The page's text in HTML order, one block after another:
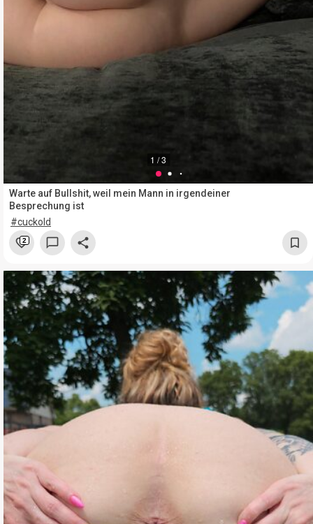
1 / 3
Warte auf Bullshit, weil mein Mann in irgendeiner
Besprechung ist
#cuckold
2